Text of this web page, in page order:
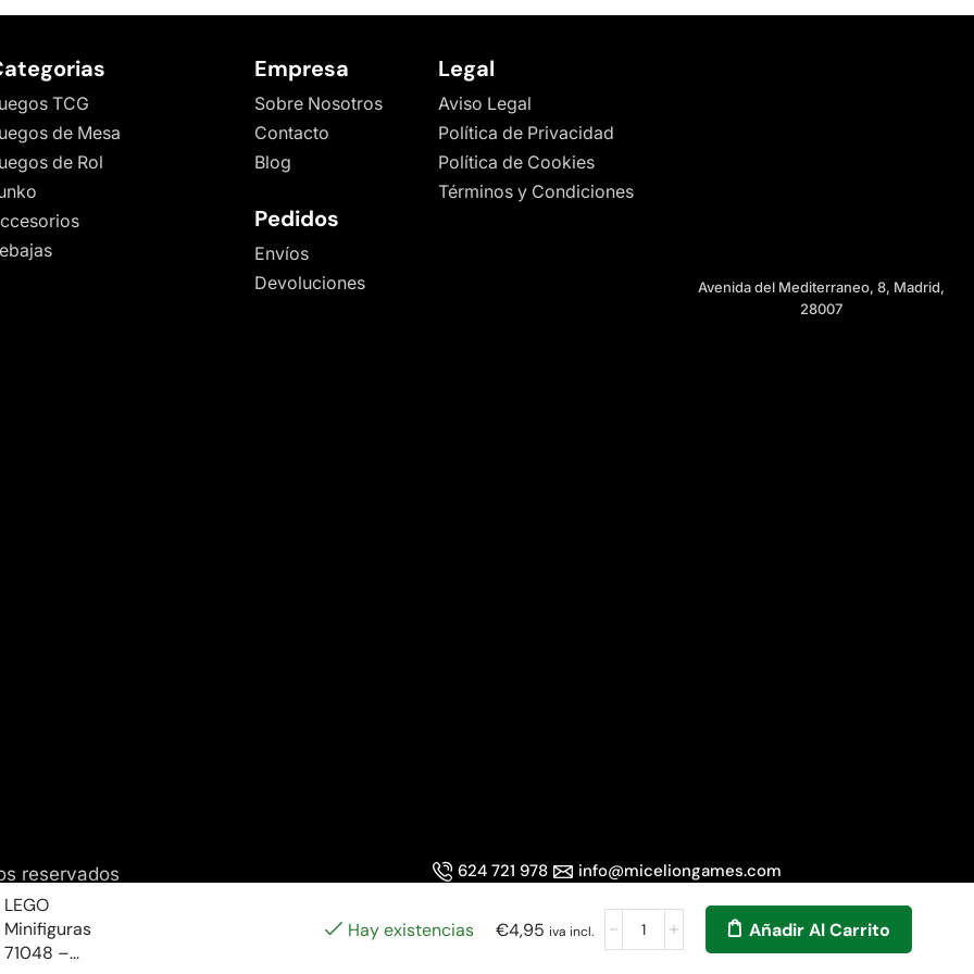
LEGO
Minifiguras
71048 –...
€4,95 iva incl.
Hay existencias Añadir Al Carrito
TCG
de Mesa
de Rol
Empresa
Sobre Nosotros
Contacto
Blog
Pedidos
Envíos
Devoluciones
Legal
Aviso Legal
Política de Privacidad
Política de Cookies
Términos y Condiciones
Avenida del Mediterraneo, 8, Madrid,
28007
reservados 624 721 978 info@miceliongames.com